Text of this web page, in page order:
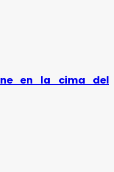
en la cima del